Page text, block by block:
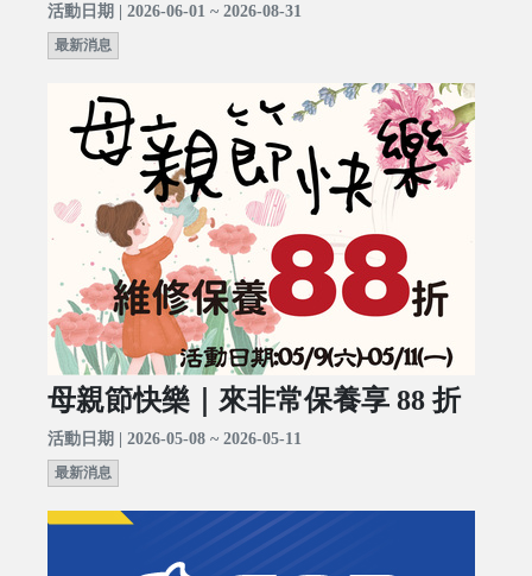
活動日期 | 2026-06-01 ~ 2026-08-31
最新消息
母親節快樂｜來非常保養享 88 折
活動日期 | 2026-05-08 ~ 2026-05-11
最新消息